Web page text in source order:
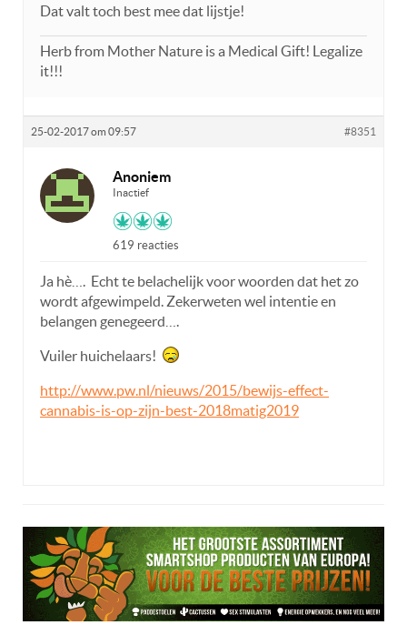
Dat valt toch best mee dat lijstje!
Herb from Mother Nature is a Medical Gift! Legalize
it!!!
25-02-2017 om 09:57 #8351
Anoniem
Inactief
619 reacties
Ja hè…. Echt te belachelijk voor woorden dat het zo
wordt afgewimpeld. Zekerweten wel intentie en
belangen genegeerd….
Vuiler huichelaars!
http://www.pw.nl/nieuws/2015/bewijs-effect-
cannabis-is-op-zijn-best-2018matig2019